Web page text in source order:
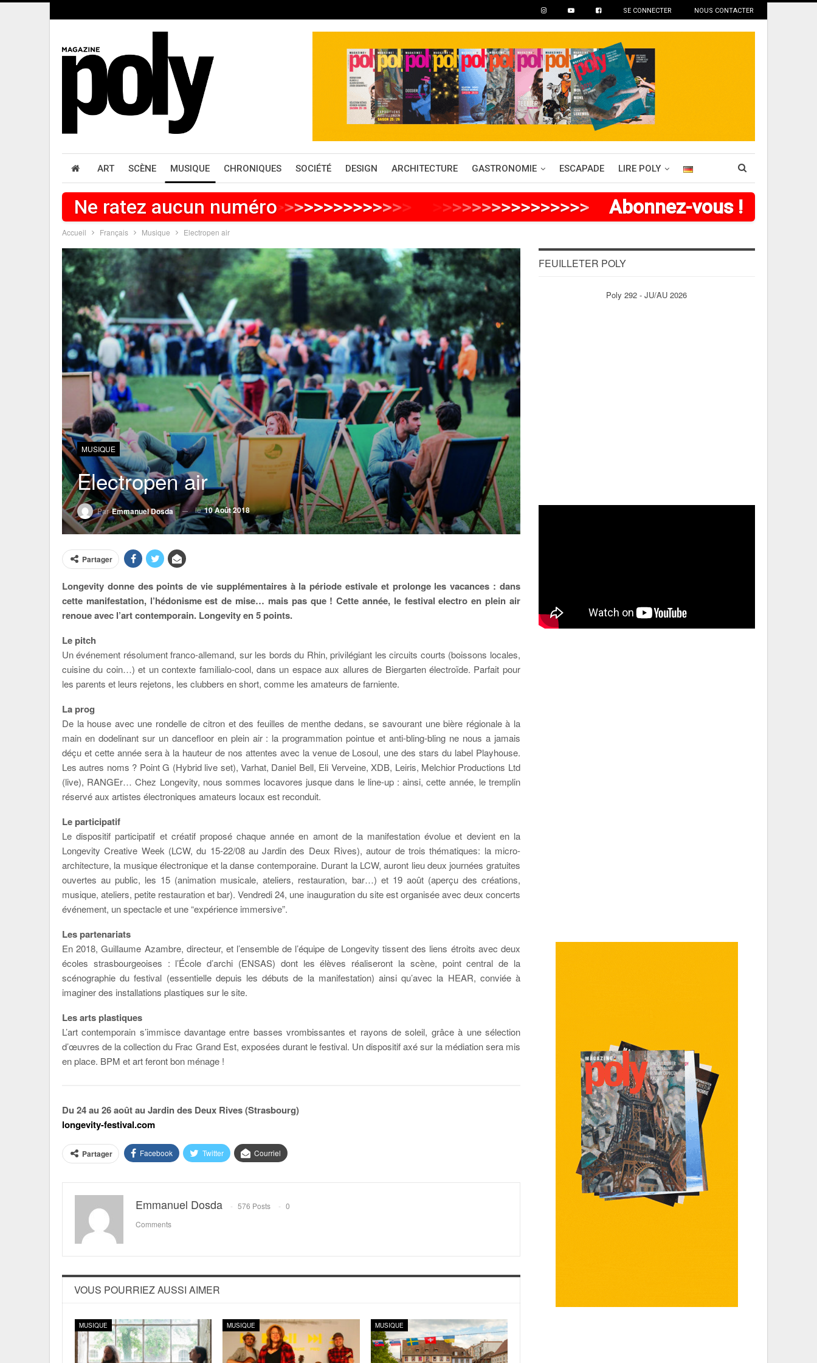
SE CONNECTER NOUS CONTACTER
ART SCÈNE MUSIQUE CHRONIQUES SOCIÉTÉ DESIGN ARCHITECTURE GASTRONOMIE ESCAPADE LIRE POLY
Ne ratez aucun numéro>>>>>>>>>>>>>> >>>>>>> >>>>>>> Abonnez-vous !
Accueil Français Musique Electropen air
MUSIQUE
Electropen air
ParEmmanuel Dosda le10 Août 2018
Partager
Longevity donne des points de vie supplémentaires à la période estivale et prolonge les vacances : dans
cette manifestation, l’hédonisme est de mise… mais pas que ! Cette année, le festival electro en plein air
renoue avec l’art contemporain. Longevity en 5 points.
Le pitch
Un événement résolument franco-allemand, sur les bords du Rhin, privilégiant les circuits courts (boissons locales,
cuisine du coin…) et un contexte familialo-cool, dans un espace aux allures de Biergarten électroïde. Parfait pour
les parents et leurs rejetons, les clubbers en short, comme les amateurs de farniente.
La prog
De la house avec une rondelle de citron et des feuilles de menthe dedans, se savourant une bière régionale à la
main en dodelinant sur un dancefloor en plein air : la programmation pointue et anti-bling-bling ne nous a jamais
déçu et cette année sera à la hauteur de nos attentes avec la venue de Losoul, une des stars du label Playhouse.
Les autres noms ? Point G (Hybrid live set), Varhat, Daniel Bell, Eli Verveine, XDB, Leiris, Melchior Productions Ltd
(live), RANGEr… Chez Longevity, nous sommes locavores jusque dans le line-up : ainsi, cette année, le tremplin
réservé aux artistes électroniques amateurs locaux est reconduit.
Le participatif
Le dispositif participatif et créatif proposé chaque année en amont de la manifestation évolue et devient en la
Longevity Creative Week (LCW, du 15-22/08 au Jardin des Deux Rives), autour de trois thématiques: la micro-
architecture, la musique électronique et la danse contemporaine. Durant la LCW, auront lieu deux journées gratuites
ouvertes au public, les 15 (animation musicale, ateliers, restauration, bar…) et 19 août (aperçu des créations,
musique, ateliers, petite restauration et bar). Vendredi 24, une inauguration du site est organisée avec deux concerts
événement, un spectacle et une “expérience immersive”.
Les partenariats
En 2018, Guillaume Azambre, directeur, et l’ensemble de l’équipe de Longevity tissent des liens étroits avec deux
écoles strasbourgeoises : l’École d’archi (ENSAS) dont les élèves réaliseront la scène, point central de la
scénographie du festival (essentielle depuis les débuts de la manifestation) ainsi qu’avec la HEAR, conviée à
imaginer des installations plastiques sur le site.
Les arts plastiques
L’art contemporain s’immisce davantage entre basses vrombissantes et rayons de soleil, grâce à une sélection
d’œuvres de la collection du Frac Grand Est, exposées durant le festival. Un dispositif axé sur la médiation sera mis
en place. BPM et art feront bon ménage !
Du 24 au 26 août au Jardin des Deux Rives (Strasbourg)
longevity-festival.com
Partager Facebook Twitter Courriel
Emmanuel Dosda 576 Posts
0
Comments
VOUS POURRIEZ AUSSI AIMER
MUSIQUE MUSIQUE MUSIQUE
FEUILLETER POLY
Poly 292 - JU/AU 2026